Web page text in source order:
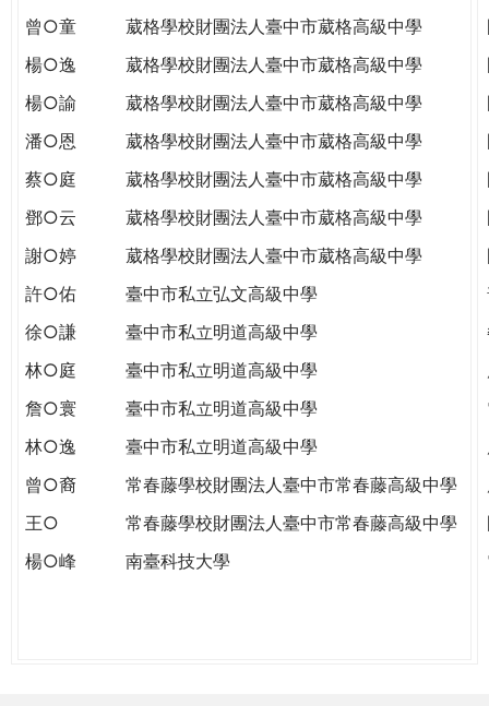
曾○童
葳格學校財團法人臺中市葳格高級中學
楊○逸
葳格學校財團法人臺中市葳格高級中學
楊○諭
葳格學校財團法人臺中市葳格高級中學
潘○恩
葳格學校財團法人臺中市葳格高級中學
蔡○庭
葳格學校財團法人臺中市葳格高級中學
鄧○云
葳格學校財團法人臺中市葳格高級中學
謝○婷
葳格學校財團法人臺中市葳格高級中學
許○佑
臺中市私立弘文高級中學
徐○謙
臺中市私立明道高級中學
林○庭
臺中市私立明道高級中學
詹○寰
臺中市私立明道高級中學
林○逸
臺中市私立明道高級中學
曾○裔
常春藤學校財團法人臺中市常春藤高級中學
王○
常春藤學校財團法人臺中市常春藤高級中學
楊○峰
南臺科技大學